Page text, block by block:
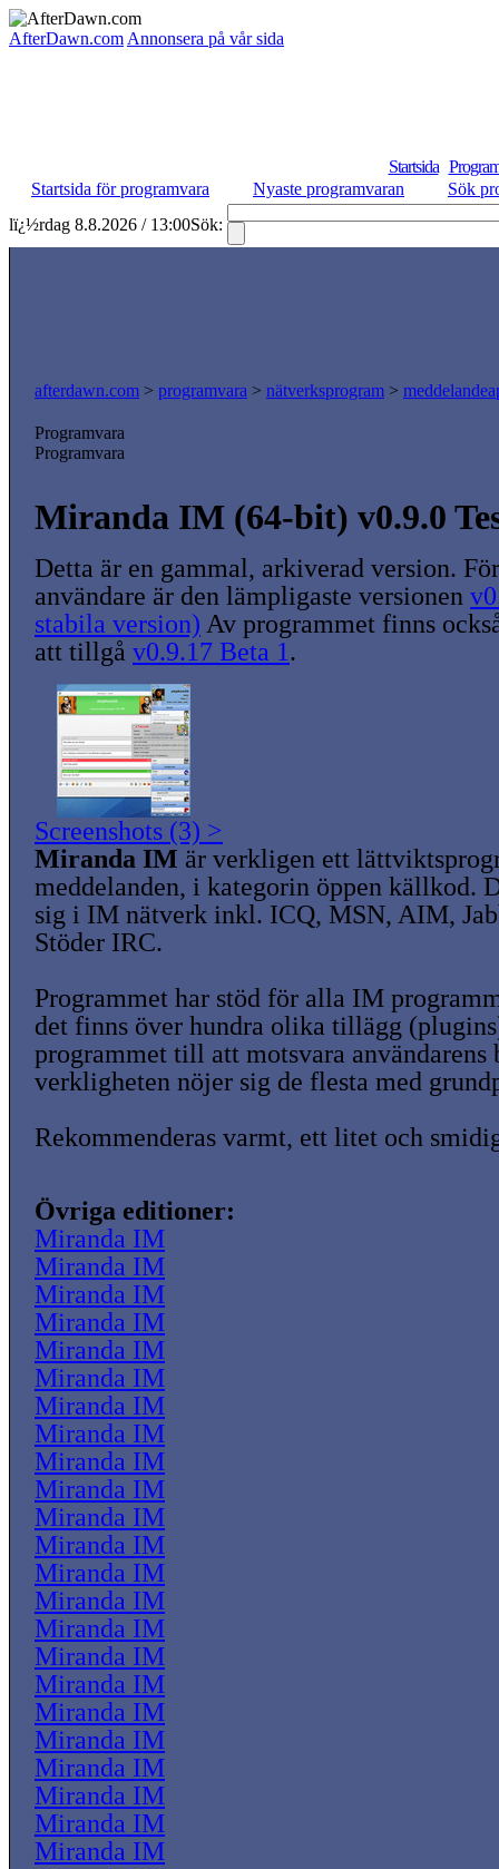
AfterDawn.com Annonsera på vår sida
Startsida
Startsida för programvara
Nyaste programvaran
Sök
lï¿½rdag 8.8.2026 / 13:00Sök:
afterdawn.com > programvara > nätverksprogram >
Programvara
Programvara
Miranda IM (64-bit) v0.9.0
Detta är en gammal, arkiverad version.
användare är den lämpligaste versionen
stabila version) Av programmet finns
att tillgå v0.9.17 Beta 1.
Screenshots (3) >
Miranda IM är verkligen ett
meddelanden, i kategorin öppen källkod.
sig i IM nätverk inkl. ICQ, MSN, AIM,
Stöder IRC.
Programmet har stöd för alla IM
det finns över hundra olika tillägg
programmet till att motsvara användarens
verkligheten nöjer sig de flesta med
Rekommenderas varmt, ett litet och
Övriga editioner:
Miranda IM
Miranda IM
Miranda IM
Miranda IM
Miranda IM
Miranda IM
Miranda IM
Miranda IM
Miranda IM
Miranda IM
Miranda IM
Miranda IM
Miranda IM
Miranda IM
Miranda IM
Miranda IM
Miranda IM
Miranda IM
Miranda IM
Miranda IM
Miranda IM
Miranda IM
Miranda IM